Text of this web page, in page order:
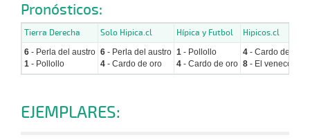
Pronósticos:
Tierra Derecha Solo Hipica.cl Hípica y Futbol Hipicos.cl
6 - Perla del austro
1 - Pollollo
6 - Perla del austro
4 - Cardo de oro
1 - Pollollo
4 - Cardo de oro
4 - Cardo de oro
8 - El veneco
EJEMPLARES: